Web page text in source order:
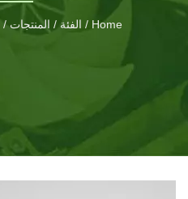
Home
/ الفئة / المنتجات /